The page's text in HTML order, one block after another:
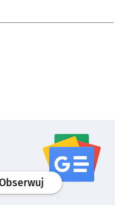
profilgoogle news